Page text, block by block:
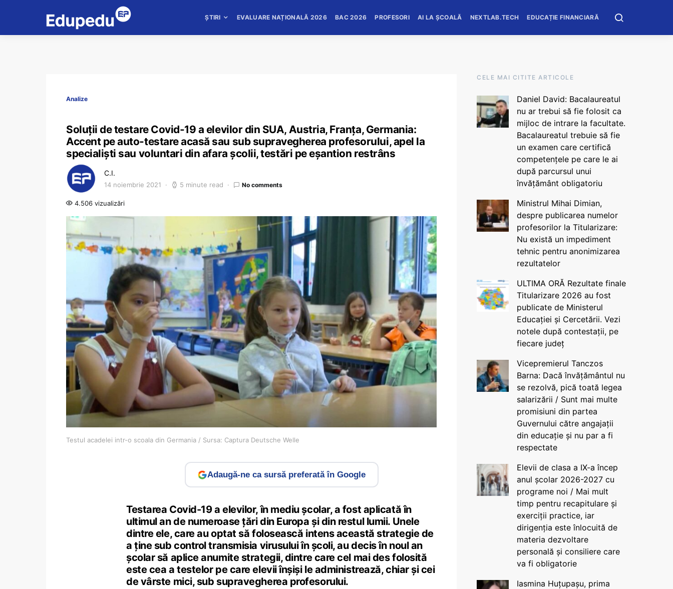
ȘTIRI EVALUARE NAȚIONALĂ 2026 BAC 2026 PROFESORI AI LA ȘCOALĂ NEXTLAB.TECH EDUCAȚIE FINANCIARĂ
Analize
Soluții de testare Covid-19 a elevilor din SUA, Austria, Franța, Germania:
Accent pe auto-testare acasă sau sub supravegherea profesorului, apel la
specialiști sau voluntari din afara școlii, testări pe eșantion restrâns
C.I.
14 noiembrie 2021 5 minute read No comments
4.506 vizualizări
Testul acadelei intr-o scoala din Germania / Sursa: Captura Deutsche Welle
Adaugă-ne ca sursă preferată în Google
Testarea Covid-19 a elevilor, în mediu școlar, a fost aplicată în
ultimul an de numeroase țări din Europa și din restul lumii. Unele
dintre ele, care au optat să folosească intens această strategie de
a ține sub control transmisia virusului în școli, au decis în noul an
școlar să aplice anumite strategii, dintre care cel mai des folosită
este cea a testelor pe care elevii înșiși le administrează, chiar și cei
de vârste mici, sub supravegherea profesorului.
CELE MAI CITITE ARTICOLE
Daniel David: Bacalaureatul
nu ar trebui să fie folosit ca
mijloc de intrare la facultate.
Bacalaureatul trebuie să fie
un examen care certifică
competențele pe care le ai
după parcursul unui
învățământ obligatoriu
Ministrul Mihai Dimian,
despre publicarea numelor
profesorilor la Titularizare:
Nu există un impediment
tehnic pentru anonimizarea
rezultatelor
ULTIMA ORĂ Rezultate finale
Titularizare 2026 au fost
publicate de Ministerul
Educației și Cercetării. Vezi
notele după contestații, pe
fiecare județ
Vicepremierul Tanczos
Barna: Dacă învățământul nu
se rezolvă, pică toată legea
salarizării / Sunt mai multe
promisiuni din partea
Guvernului către angajații
din educație și nu par a fi
respectate
Elevii de clasa a IX-a încep
anul școlar 2026-2027 cu
programe noi / Mai mult
timp pentru recapitulare și
exerciții practice, iar
dirigenția este înlocuită de
materia dezvoltare
personală și consiliere care
va fi obligatorie
Iasmina Huțupașu, prima